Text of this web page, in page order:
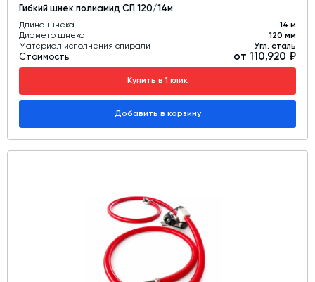
Гибкий шнек полиамид СП 120/14м
Длина шнека
14 м
Диаметр шнека
120 мм
Материал исполнения спирали
Угл. сталь
Стоимость: от 110,920 ₽
Купить в 1 клик
Добавить в корзину